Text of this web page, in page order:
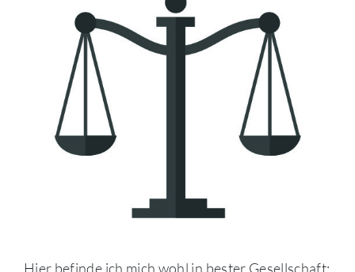
Hier befinde ich mich wohl in bester Gesellschaft: